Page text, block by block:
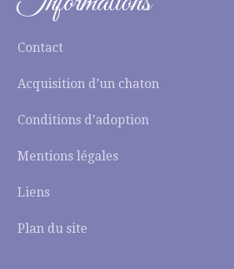
Contact
Acquisition d’un chaton
Conditions d’adoption
Mentions légales
Liens
Plan du site